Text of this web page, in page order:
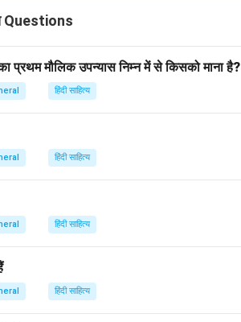
Questions
प्रथम मौलिक उपन्यास निम्न में से किसको माना है?
हिंदी साहित्य
हिंदी साहित्य
हिंदी साहित्य
हिंदी साहित्य